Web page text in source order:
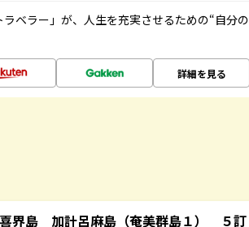
ベラー」が、人生を充実させるための“自分の
詳細を見る
島 加計呂麻島（奄美群島１） ５訂